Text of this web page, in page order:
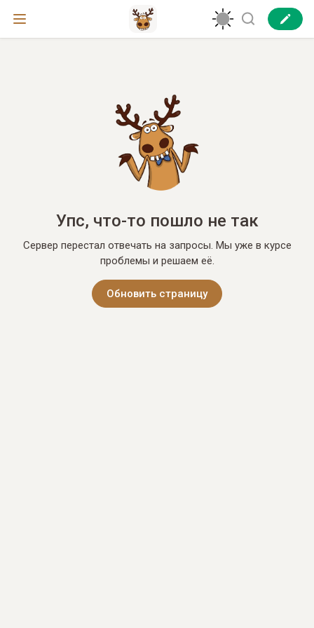
Упс, что-то пошло не так
Сервер перестал отвечать на запросы. Мы уже в курсе
проблемы и решаем её.
Обновить страницу